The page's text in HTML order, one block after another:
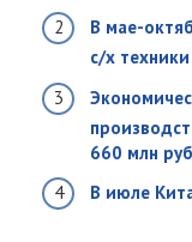
В мае-
с/х техники
660 млн
В июле